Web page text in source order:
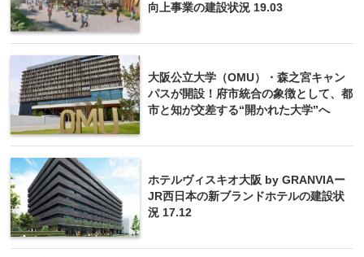
向上事業の建設状況 19.03
大阪公立大学（OMU）・森之宮キャン
パスが開設！府市統合の象徴として、都
市と知が交差する“開かれた大学”へ
ホテルヴィスキオ大阪 by GRANVIAー
JR西日本の新ブランドホテルの建設状
況 17.12